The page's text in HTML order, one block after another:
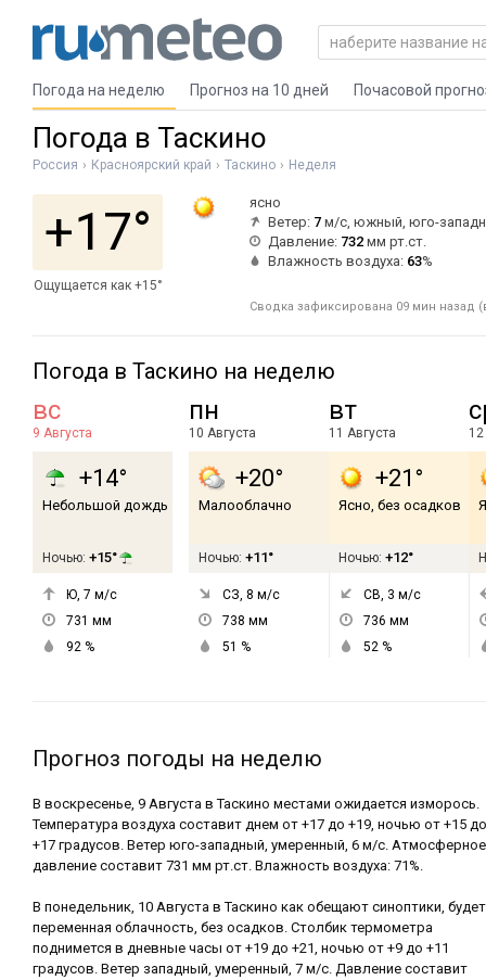
Погода на неделю Прогноз на 10 дней Почасовой
Погода в Таскино
Россия Красноярский край Таскино Неделя
+17°
Ощущается как +15°
ясно
Ветер: 7 м/с, южный, юго-
Давление: 732 мм рт.ст.
Влажность воздуха: 63%
Сводка зафиксирована 09 мин назад
Погода в Таскино на неделю
вс
9 Августа
+14°
Небольшой дождь
Ночью: +15°
Ю, 7 м/с
731 мм
92 %
пн
10 Августа
+20°
Малооблачно
Ночью: +11°
СЗ, 8 м/с
738 мм
51 %
вт
11 Августа
+21°
Ясно, без осадков
Ночью: +12°
СВ, 3 м/с
736 мм
52 %
12
Прогноз погоды на неделю
В воскресенье, 9 Августа в Таскино местами ожидается изморось.
Температура воздуха составит днем от +17 до +19, ночью от +15 до
+17 градусов. Ветер юго-западный, умеренный, 6 м/с. Атмосферное
давление составит 731 мм рт.ст. Влажность воздуха: 71%.
В понедельник, 10 Августа в Таскино как обещают синоптики, будет
переменная облачность, без осадков. Столбик термометра
поднимется в дневные часы от +19 до +21, ночью от +9 до +11
градусов. Ветер западный, умеренный, 7 м/с. Давление составит